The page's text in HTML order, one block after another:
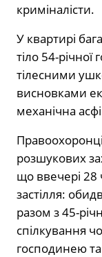
криміналісти.
У квартирі
тіло 54-річної
тілесними
висновками
механічна
розшукових
що ввечері
застілля:
разом з 45-
спілкування
господинею та